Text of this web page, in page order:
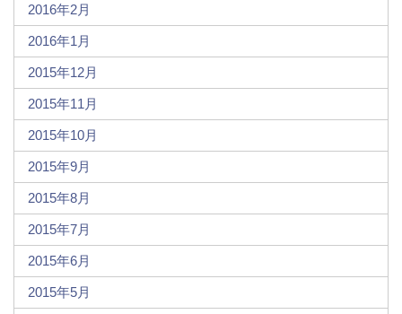
2016年2月
2016年1月
2015年12月
2015年11月
2015年10月
2015年9月
2015年8月
2015年7月
2015年6月
2015年5月